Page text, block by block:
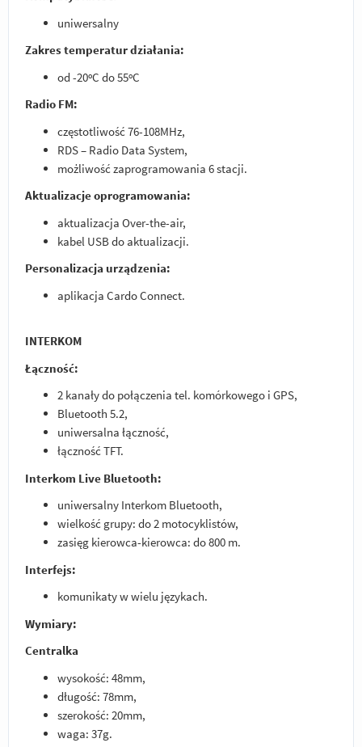
uniwersalny
Zakres temperatur działania:
od -20ºC do 55ºC
Radio FM:
częstotliwość 76-108MHz,
RDS – Radio Data System,
możliwość zaprogramowania 6 stacji.
Aktualizacje oprogramowania:
aktualizacja Over-the-air,
kabel USB do aktualizacji.
Personalizacja urządzenia:
aplikacja Cardo Connect.
INTERKOM
Łączność:
2 kanały do połączenia tel. komórkowego i GPS,
Bluetooth 5.2,
uniwersalna łączność,
łączność TFT.
Interkom Live Bluetooth:
uniwersalny Interkom Bluetooth,
wielkość grupy: do 2 motocyklistów,
zasięg kierowca-kierowca: do 800 m.
Interfejs:
komunikaty w wielu językach.
Wymiary:
Centralka
wysokość: 48mm,
długość: 78mm,
szerokość: 20mm,
waga: 37g.